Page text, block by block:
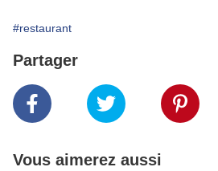
#restaurant
Partager
Vous aimerez aussi